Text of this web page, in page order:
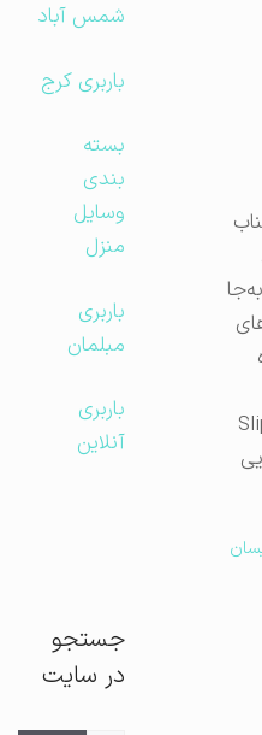
شمس آباد
باربری کرج
بسته
بندی
وسایل
منزل
باربری
مبلمان
باربری
آنلاین
جستجو
در سایت